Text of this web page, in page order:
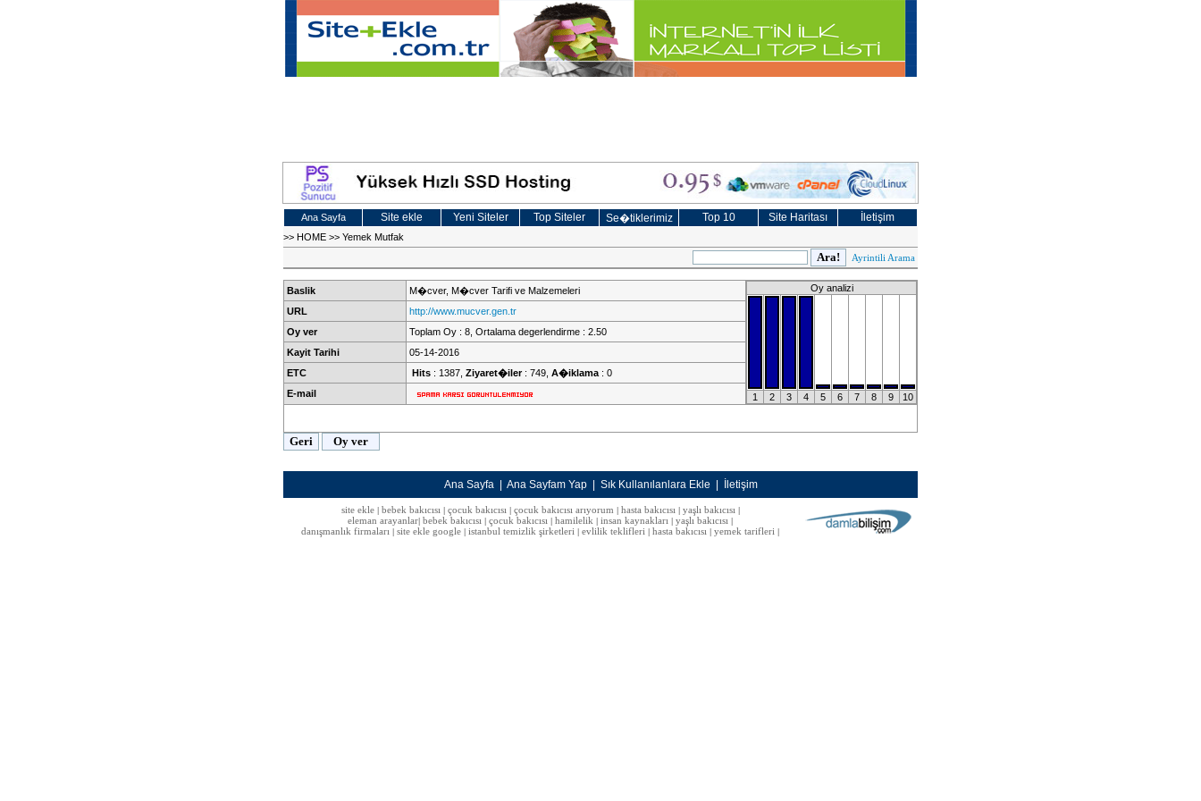
Ana Sayfa Site ekle Yeni Siteler Top Siteler Se�tiklerimiz Top 10 Site Haritası İletişim
>> HOME >> Yemek Mutfak
Ayrintili Arama
Baslik M�cver, M�cver Tarifi ve Malzemeleri Oy analizi
1 2 3 4 5 6 7 8 9 10
URL
http://www.mucver.gen.tr
Oy ver
Toplam Oy : 8, Ortalama degerlendirme : 2.50
Kayit Tarihi
05-14-2016
ETC
Hits : 1387, Ziyaret�iler: 749, A�iklama : 0
E-mail
Ana Sayfa Ana Sayfam Yap Sık Kullanılanlara Ekle İletişim
site ekle| bebek bakıcısı| çocuk bakıcısı| çocuk bakıcısı arıyorum hasta bakıcısı| yaşlı bakıcısı|
eleman arayanlar bebek bakıcısı çocuk bakıcısı hamilelik insan kaynakları yaşlı bakıcısı
danışmanlık firmaları site ekle google istanbul temizlik şirketleri evlilik teklifleri hasta bakıcısı yemek tarifleri